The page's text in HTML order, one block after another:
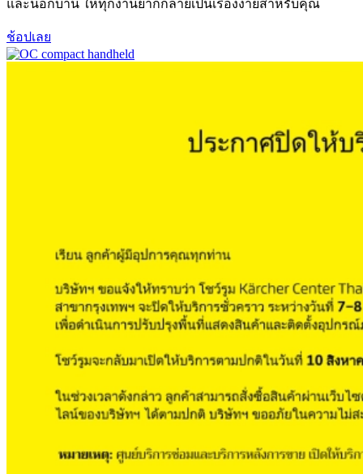
และนอกบ้าน ให้ทุกงานยากกลายเป็นเรื่องง่ายสำหรับคุณ
ช้อปเลย